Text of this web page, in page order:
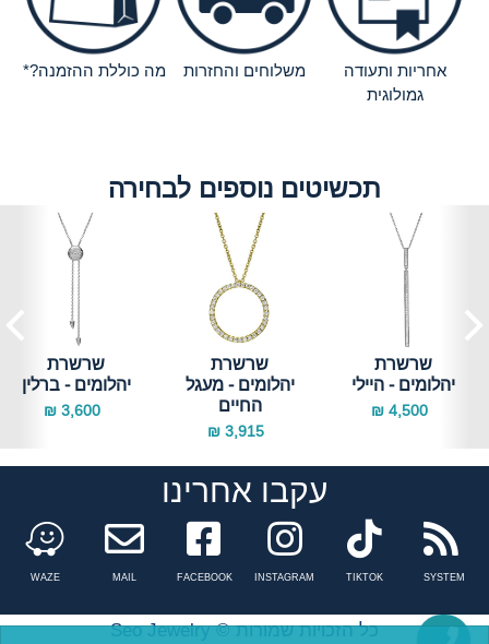
אחריות ותעודה
גמולוגית
משלוחים והחזרות מה כוללת ההזמנה?*
תכשיטים נוספים לבחירה
שרשרת
יהלומים - ברלין
3,600 ₪
שרשרת
יהלומים - מעגל
החיים
3,915 ₪
שרשרת
יהלומים - היילי
4,500 ₪
עקבו אחרינו
WAZE MAIL
Facebook
FACEBOOK
instagram
INSTAGRAM
tiktok
TIKTOK SYSTEM
Seo Jewelry © כל הזכויות שמורות